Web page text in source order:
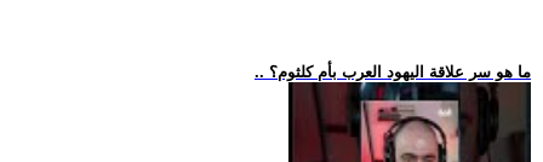
.. ما هو سر علاقة اليهود العرب بأم كلثوم؟